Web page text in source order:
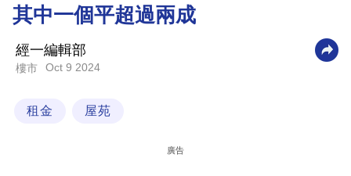
商
科
其中一個平超過兩成
經一編輯部
樓市 Oct 9 2024
租金 屋苑
廣告